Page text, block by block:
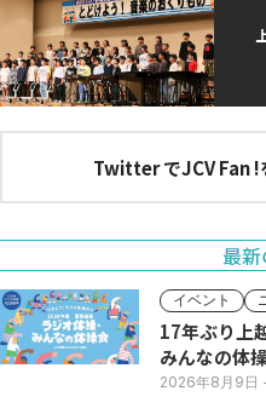
Twitter でJCV Fan !
最
イベント
17年ぶり上
みんなの体
2026年8月9日